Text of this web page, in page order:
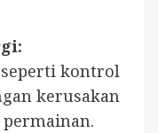
kontrol
kerusakan